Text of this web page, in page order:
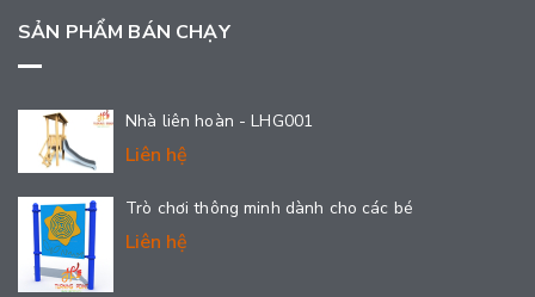
SẢN PHẨM BÁN CHẠY
Nhà liên hoàn - LHG001
Liên hệ
Trò chơi thông minh dành cho các bé
Liên hệ